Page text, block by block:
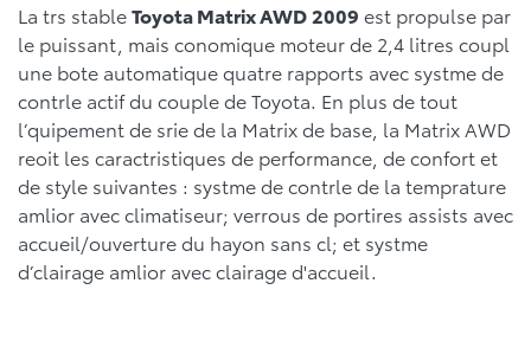
La trs stableToyota Matrix AWD2009 est propulse par
le puissant, mais conomique moteur de 2,4 litres coupl
une bote automatique quatre rapports avec systme de
contrle actif du couple de Toyota. En plus de tout
l’quipement de srie de la Matrix de base, la Matrix AWD
reoit les caractristiques de performance, de confort et
de style suivantes : systme de contrle de la temprature
amlior avec climatiseur; verrous de portires assists avec
accueil/ouverture du hayon sans cl; et systme
d’clairage amlior avec clairage d'accueil.